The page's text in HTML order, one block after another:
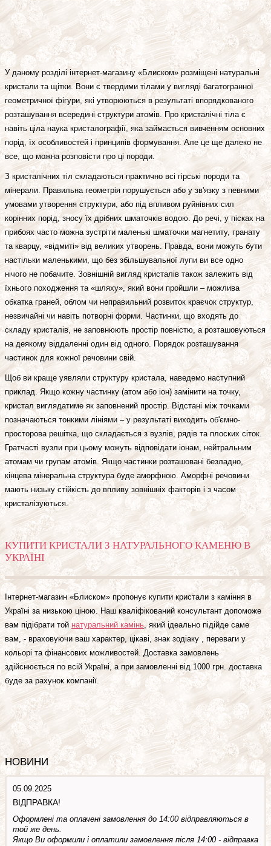
У даному розділі інтернет-магазину «Блиском» розміщені натуральні
кристали та щітки. Вони є твердими тілами у вигляді багатогранної
геометричної фігури, які утворюються в результаті впорядкованого
розташування всередині структури атомів. Про кристалічні тіла є
навіть ціла наука кристалографії, яка займається вивченням основних
порід, їх особливостей і принципів формування. Але це ще далеко не
все, що можна розповісти про ці породи.
З кристалічних тіл складаються практично всі гірські породи та
мінерали. Правильна геометрія порушується або у зв'язку з певними
умовами утворення структури, або під впливом руйнівних сил
корінних порід, зносу їх дрібних шматочків водою. До речі, у пісках на
прибоях часто можна зустріти маленькі шматочки магнетиту, гранату
та кварцу, «відмиті» від великих утворень. Правда, вони можуть бути
настільки маленькими, що без збільшувальної лупи ви все одно
нічого не побачите. Зовнішній вигляд кристалів також залежить від
їхнього походження та «шляху», який вони пройшли – можлива
обкатка граней, облом чи неправильний розвиток краєчок структур,
незвичайні чи навіть потворні форми. Частинки, що входять до
складу кристалів, не заповнюють простір повністю, а розташовуються
на деякому віддаленні один від одного. Порядок розташування
частинок для кожної речовини свій.
Щоб ви краще уявляли структуру кристала, наведемо наступний
приклад. Якщо кожну частинку (атом або іон) замінити на точку,
кристал виглядатиме як заповнений простір. Відстані між точками
позначаються тонкими лініями – у результаті виходить об'ємно-
просторова решітка, що складається з вузлів, рядів та плоских сіток.
Гратчасті вузли при цьому можуть відповідати іонам, нейтральним
атомам чи групам атомів. Якщо частинки розташовані безладно,
кінцева мінеральна структура буде аморфною. Аморфні речовини
мають низьку стійкість до впливу зовнішніх факторів і з часом
кристалізуються.
КУПИТИ КРИСТАЛИ З НАТУРАЛЬНОГО КАМЕНЮ В
УКРАЇНІ
Інтернет-магазин «Блиском» пропонує купити кристали з каміння в
Україні за низькою ціною. Наш кваліфікований консультант допоможе
вам підібрати тойнатуральний камінь, який ідеально підійде саме
вам, - враховуючи ваш характер, цікаві, знак зодіаку , переваги у
кольорі та фінансових можливостей. Доставка замовлень
здійснюється по всій Україні, а при замовленні від 1000 грн. доставка
буде за рахунок компанії.
НОВИНИ
05.09.2025
ВІДПРАВКА!
Оформлені та оплачені замовлення до 14:00 відправляються в
той же день.
Якщо Ви оформили і оплатили замовлення після 14:00 - відправка